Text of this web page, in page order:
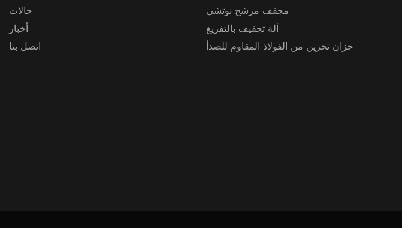
حالات
أخبار
اتصل بنا
مجفف مرشح نوتشي
آلة تجفيف بالتفريغ
خزان تخزين من الفولاذ المقاوم للصدأ